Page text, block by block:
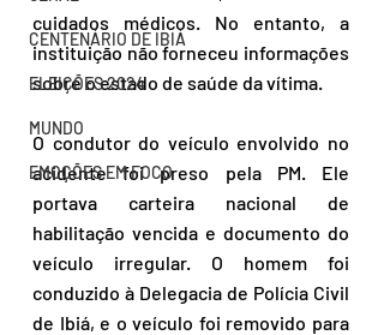
CENTENÁRIO DE IBIÁ
ELEIÇÕES 2024
MUNDO
EMOÇÕES EM FOCO
cuidados médicos. No entanto, a
instituição não forneceu informações
sobre o estado de saúde da vítima.
O condutor do veículo envolvido no
acidente foi preso pela PM. Ele
portava carteira nacional de
habilitação vencida e documento do
veículo irregular. O homem foi
conduzido à Delegacia de Polícia Civil
de Ibiá, e o veículo foi removido para